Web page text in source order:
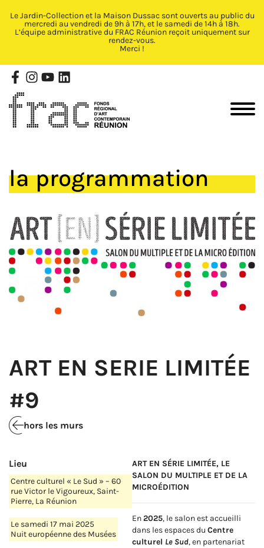
Fermer X
Le Jardin-Collection et la Maison Dussac sont ouverts au public du
mercredi au vendredi de 9h à 17h, et le samedi de 14h à 18h.
L’équipe administrative du FRAC Réunion reçoit uniquement sur
rendez-vous.
Merci !
la programmation
ART EN SERIE LIMITÉE
#9
hors les murs
Lieu
Centre culturel « Le Sud » – 60
rue Victor le Vigoureux, Saint-
Pierre, La Réunion
Le samedi 17 mai 2025
Nuit européenne des Musées
ART EN SÉRIE LIMITÉE, LE
SALON DU MULTIPLE ET DE LA
MICROÉDITION
En2025, le salon est accueilli
dans les espaces du Centre
culturel Le Sud, en partenariat